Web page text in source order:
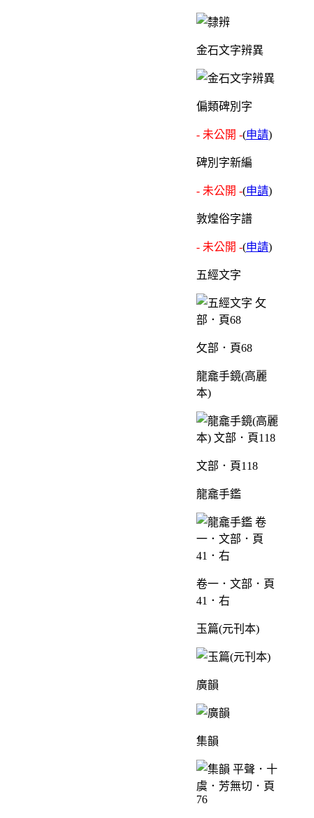
金石文字辨異
偏類碑別字
- 未公開 -(申請)
碑別字新編
- 未公開 -(申請)
敦煌俗字譜
- 未公開 -(申請)
五經文字
攵部．頁68
龍龕手鏡(高麗
本)
文部．頁118
龍龕手鑑
卷一．文部．頁
41．右
玉篇(元刊本)
廣韻
集韻